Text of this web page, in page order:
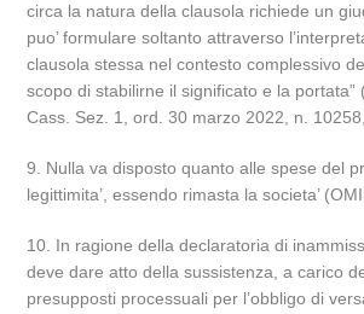
circa la natura della clausola richiede un
puo’ formulare soltanto attraverso
clausola stessa nel contesto complessivo
scopo di stabilirne il significato e la portata”
Cass. Sez. 1, ord. 30 marzo 2022, n.
9. Nulla va disposto quanto alle spese del
legittimita’, essendo rimasta la societa’
10. In ragione della declaratoria di
deve dare atto della sussistenza, a carico
presupposti processuali per l’obbligo di